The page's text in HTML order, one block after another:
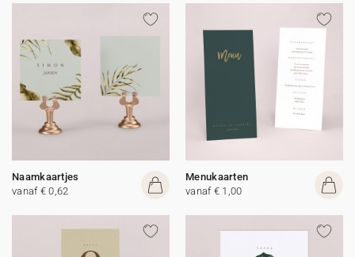
Naamkaartjes
vanaf € 0,62
Menukaarten
vanaf € 1,00